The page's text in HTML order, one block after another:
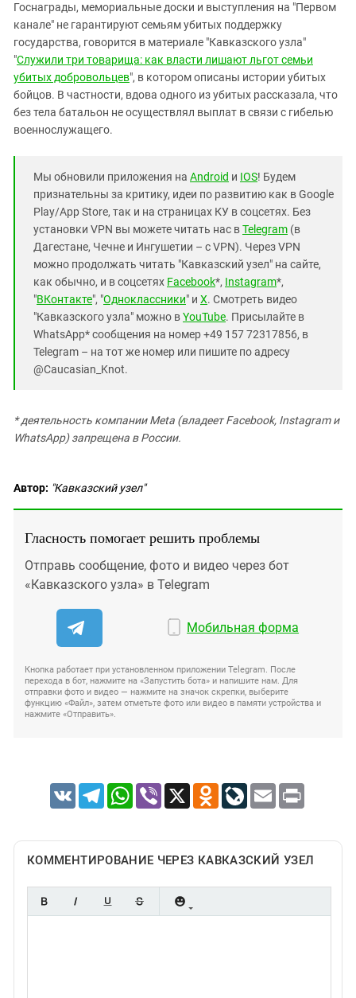
Госнаграды, мемориальные доски и выступления на "Первом
канале" не гарантируют семьям убитых поддержку
государства, говорится в материале "Кавказского узла"
"Служили три товарища: как власти лишают льгот семьи
убитых добровольцев", в котором описаны истории убитых
бойцов. В частности, вдова одного из убитых рассказала, что
без тела батальон не осуществлял выплат в связи с гибелью
военнослужащего.
Мы обновили приложения на Android и IOS! Будем
признательны за критику, идеи по развитию как в Google
Play/App Store, так и на страницах КУ в соцсетях. Без
установки VPN вы можете читать нас вTelegram (в
Дагестане, Чечне и Ингушетии – с VPN). Через VPN
можно продолжать читать "Кавказский узел" на сайте,
как обычно, и в соцсетях Facebook*, Instagram*,
"ВКонтакте", "Одноклассники" и X. Смотреть видео
"Кавказского узла" можно вYouTube. Присылайте в
WhatsApp* сообщения на номер +49 157 72317856, в
Telegram – на тот же номер или пишите по адресу
@Caucasian_Knot.
* деятельность компании Meta (владеет Facebook, Instagram и
WhatsApp) запрещена в России.
Автор: "Кавказский узел"
Гласность помогает решить проблемы
Отправь сообщение, фото и видео через бот
«Кавказского узла» в Telegram
Мобильная форма
Кнопка работает при установленном приложении Telegram. После
перехода в бот, нажмите на «Запустить бота» и напишите нам. Для
отправки фото и видео — нажмите на значок скрепки, выберите
функцию «Файл», затем отметьте фото или видео в памяти устройства и
нажмите «Отправить».
VK TelegramWhatsApp
Viber X Odnoklassniki
LiveJournal
Email Print
КОММЕНТИРОВАНИЕ ЧЕРЕЗ КАВКАЗСКИЙ УЗЕЛ